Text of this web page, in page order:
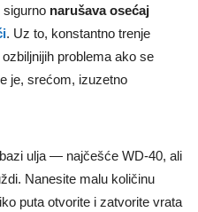
sigurno narušava osećaj
. Uz to, konstantno trenje
problema ako se
je, srećom, izuzetno
ulja — najčešće WD-40, ali
Nanesite malu količinu
puta otvorite i zatvorite vrata